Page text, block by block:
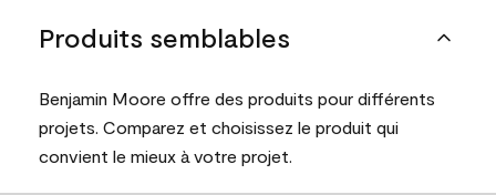
Produits semblables
Benjamin Moore offre des produits pour différents
projets. Comparez et choisissez le produit qui
convient le mieux à votre projet.